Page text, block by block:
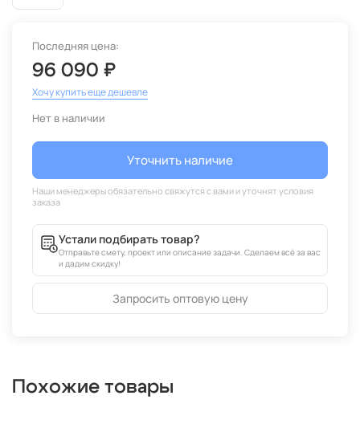
Последняя цена:
96 090 ₽
Хочу купить еще дешевле
Нет в наличии
Уточнить наличие
Устали подбирать товар?
Отправьте смету, проект или описание задачи. Сделаем всё за вас
и дадим скидку!
Запросить оптовую цену
Похожие товары